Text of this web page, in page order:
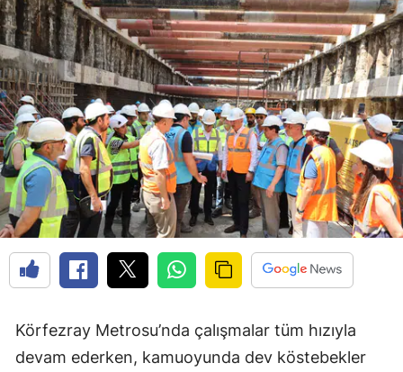
Körfezray Metrosu’nda çalışmalar tüm hızıyla
devam ederken, kamuoyunda dev köstebekler